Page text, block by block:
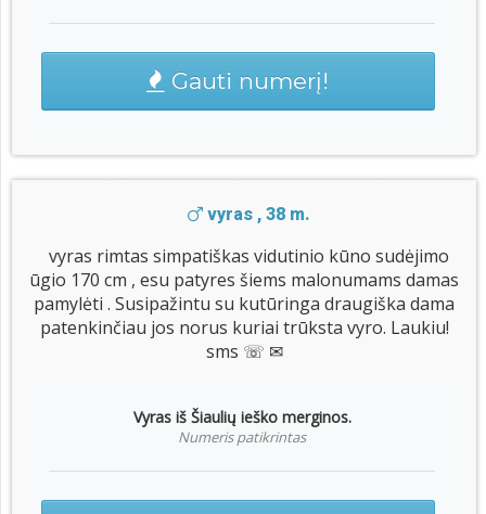
Gauti numerį!
vyras , 38 m.
vyras rimtas simpatiškas vidutinio kūno sudėjimo
ūgio 170 cm , esu patyres šiems malonumams damas
pamylėti . Susipažintu su kutūringa draugiška dama
patenkinčiau jos norus kuriai trūksta vyro. Laukiu!
sms ☏ ✉
Vyras iš Šiaulių ieško merginos.
Numeris patikrintas